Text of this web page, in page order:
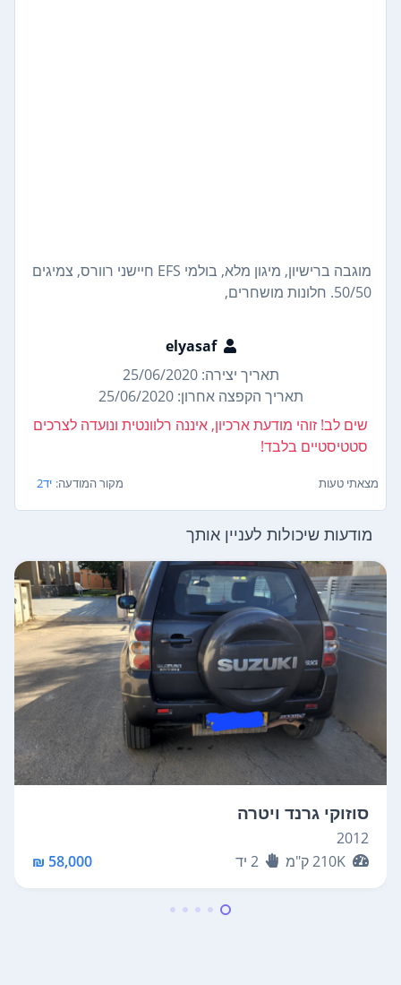
מוגבה ברישיון, מיגון מלא, בולמי EFS חיישני רוורס, צמיגים
50/50. חלונות מושחרים,
elyasaf
תאריך יצירה: 25/06/2020
תאריך הקפצה אחרון: 25/06/2020
שים לב! זוהי מודעת ארכיון, איננה רלוונטית ונועדה לצרכים
סטטיסטיים בלבד!
מצאתי טעות מקור המודעה: יד2
מודעות שיכולות לעניין אותך
סוזוקי גרנד ויטרה
2012
210Kק"מ 2 יד 58,000 ₪